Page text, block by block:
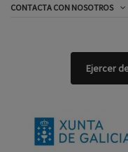
CONTACTA CON NOSOTROS
Ejercer